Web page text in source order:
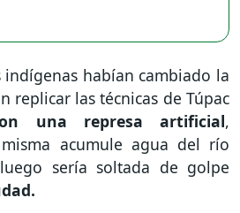
indígenas habían cambiado la
replicar las técnicas de Túpac
una represa artificial,
acumule agua del río
sería soltada de golpe